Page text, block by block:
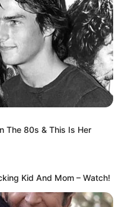
Reacher: Jednym
Actress” oraz „ Zabójczy
The 80s & This Is Her
Kid And Mom – Watch!